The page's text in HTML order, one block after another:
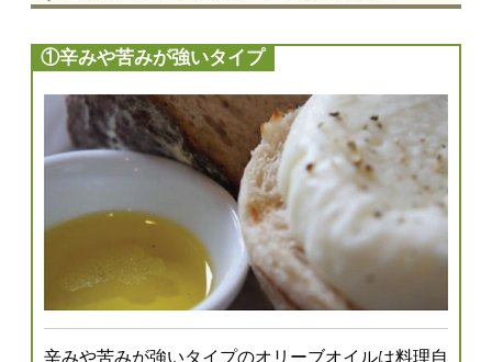
①辛みや苦みが強いタイプ
辛みや苦みが強いタイプのオリーブオイルは料理自